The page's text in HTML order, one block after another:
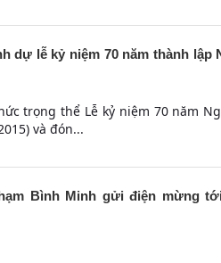
lễ kỷ niệm 70 năm thành lập
trọng thể Lễ kỷ niệm 70 năm
và đón...
Bình Minh gửi điện mừng